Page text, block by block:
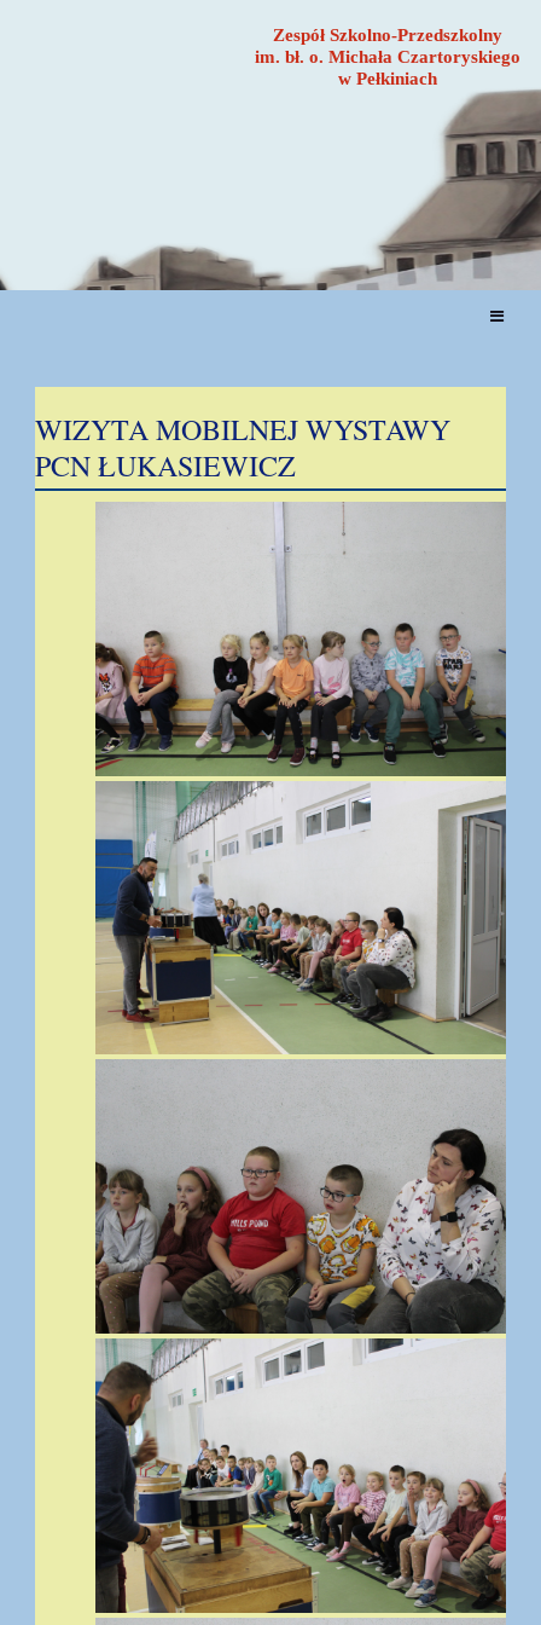
Zespół Szkolno-Przedszkolny
im. bł. o. Michała Czartoryskiego
w Pełkiniach
AKTUALNOŚCI
WIZYTA MOBILNEJ WYSTAWY
PCN ŁUKASIEWICZ